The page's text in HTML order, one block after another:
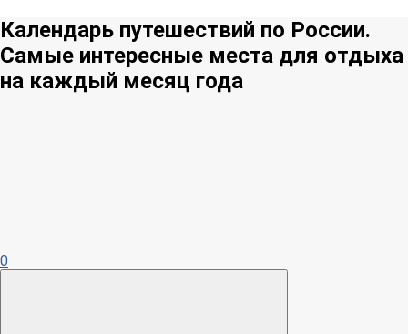
Календарь путешествий по России.
Самые интересные места для отдыха
на каждый месяц года
0